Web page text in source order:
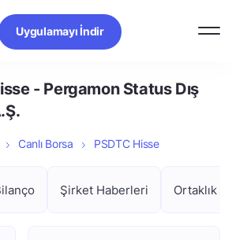
Uygulamayı İndir
- Pergamon Status Dış
Canlı Borsa PSDTC Hisse
Şirket Haberleri Ortaklık